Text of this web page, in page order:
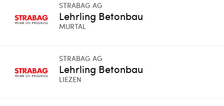
STRABAG AG
Lehrling Betonbau
MURTAL
STRABAG AG
Lehrling Betonbau
LIEZEN